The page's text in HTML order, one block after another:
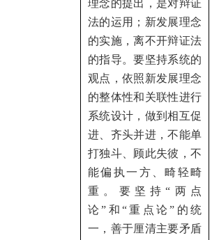
理念的提出，是对辩证
法的运用；新发展理念
的实施，离不开辩证法
的指导。要坚持系统的
观点，依照新发展理念
的整体性和关联性进行
系统设计，做到相互促
进、齐头并进，不能单
打独斗、顾此失彼，不
能偏执一方、畸轻畸
重。要坚持“两点
论”和“重点论”的统
一，善于厘清主要矛盾